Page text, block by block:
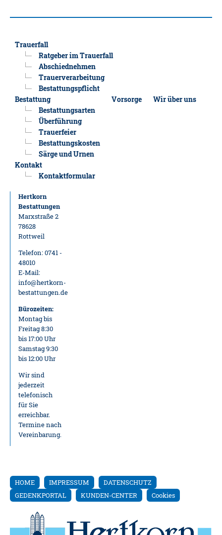
Trauerfall
Ratgeber im Trauerfall
Abschiednehmen
Trauerverarbeitung
Bestattungspflicht
Bestattung
Bestattungsarten
Überführung
Trauerfeier
Bestattungskosten
Särge und Urnen
Vorsorge Wir über uns
Kontakt
Kontaktformular
Hertkorn
Bestattungen
Marxstraße 2
78628
Rottweil
Telefon: 0741 -
48010
E-Mail:
info@hertkorn-
bestattungen.de
Bürozeiten:
Montag bis
Freitag 8:30
bis 17:00 Uhr
Samstag 9:30
bis 12:00 Uhr
Wir sind
jederzeit
telefonisch
für Sie
erreichbar.
Termine nach
Vereinbarung.
HOME IMPRESSUM
DATENSCHUTZ
GEDENKPORTAL
KUNDEN-CENTER Cookies